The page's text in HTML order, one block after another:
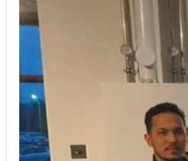
Installation von